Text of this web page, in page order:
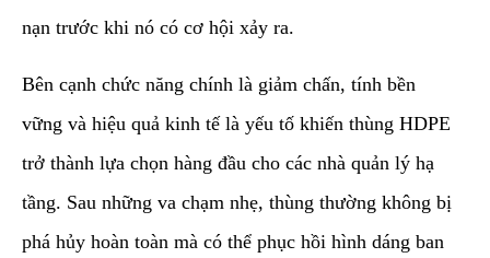
nạn trước khi nó có cơ hội xảy ra.
​Bên cạnh chức năng chính là giảm chấn, tính bền
vững và hiệu quả kinh tế là yếu tố khiến thùng HDPE
trở thành lựa chọn hàng đầu cho các nhà quản lý hạ
tầng. Sau những va chạm nhẹ, thùng thường không bị
phá hủy hoàn toàn mà có thể phục hồi hình dáng ban